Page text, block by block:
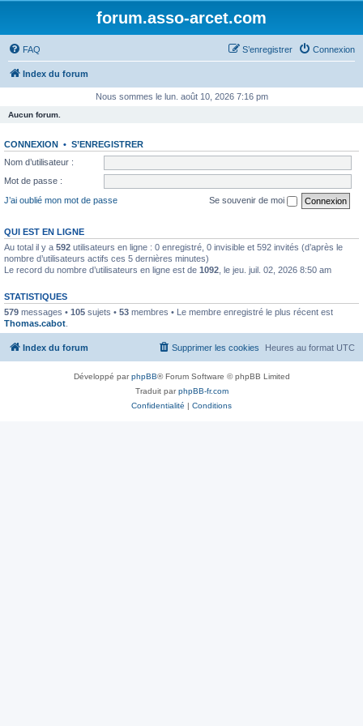
forum.asso-arcet.com
FAQ Connexion
S’enregistrer
Index du forum
Nous sommes le lun. août 10, 2026 7:16 pm
Aucun forum.
CONNEXION • S’ENREGISTRER
Nom d’utilisateur :
Mot de passe :
J’ai oublié mon mot de passe
Se souvenir de moi
QUI EST EN LIGNE
Au total il y a 592 utilisateurs en ligne : 0 enregistré, 0 invisible et 592 invités (d’après le
nombre d’utilisateurs actifs ces 5 dernières minutes)
Le record du nombre d’utilisateurs en ligne est de 1092 , le jeu. juil. 02, 2026 8:50 am
STATISTIQUES
579 messages • 105 sujets • 53 membres • Le membre enregistré le plus récent est
Thomas.cabot
Index du forum Heures au format UTC
Supprimer les cookies
Développé parphpBB® Forum Software © phpBB Limited
Traduit parphpBB-fr.com
Confidentialité | Conditions